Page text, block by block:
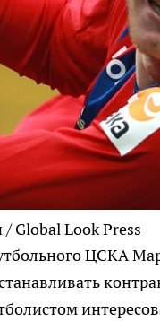
Global Look Press
ЦСКА